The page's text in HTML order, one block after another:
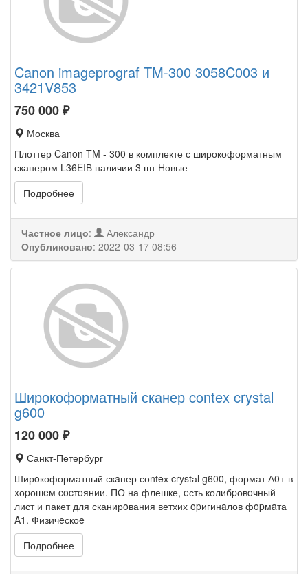
Canon imageprograf TM-300 3058C003 и
3421V853
750 000₽
Москва
Плоттер Canon TM - 300 в комплекте с широкоформатным
сканером L36EIВ наличии 3 шт Новые
Подробнее
Частное лицо:
Александр
Опубликовано: 2022-03-17 08:56
Широкоформатный сканер contex crystal
g600
120 000₽
Санкт-Петербург
Ширoкоформатный скaнер соnteх crystаl g600, формат А0+ в
xоpошeм cocтoянии. ПО на флешке, eсть колибpовoчный
лист и пакет для сканирoвания ветхих opигинaлов фopмaта
A1. Физичeскоe
Подробнее